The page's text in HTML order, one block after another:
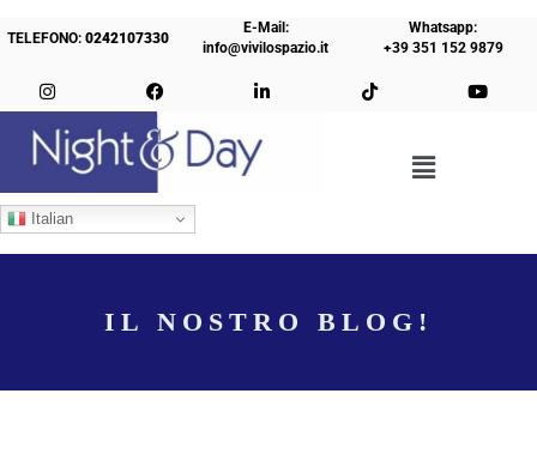
TELEFONO:0242107330
E-Mail:
info@vivilospazio.it
Whatsapp:
+39 351 152 9879
Italian
IL NOSTRO BLOG!